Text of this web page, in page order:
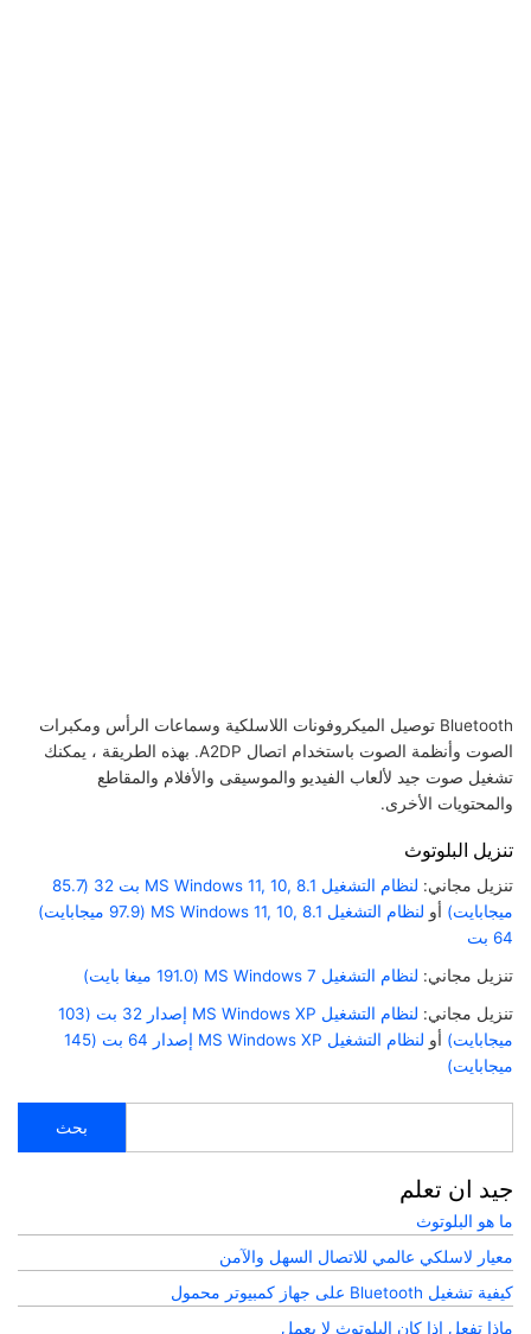
Bluetooth توصيل الميكروفونات اللاسلكية وسماعات الرأس ومكبرات
الصوت وأنظمة الصوت باستخدام اتصال A2DP. بهذه الطريقة ، يمكنك
تشغيل صوت جيد لألعاب الفيديو والموسيقى والأفلام والمقاطع
والمحتويات الأخرى.
تنزيل البلوتوث
تنزيل مجاني:
لنظام التشغيل MS Windows 11, 10, 8.1 بت 32 (85.7
ميجابايت) أو
لنظام التشغيل MS Windows 11, 10, 8.1 (97.9 ميجابايت)
64 بت
تنزيل مجاني: لنظام التشغيل MS Windows 7 (191.0 ميغا بايت)
تنزيل مجاني:
لنظام التشغيل MS Windows XP إصدار 32 بت (103
ميجابايت) أو
لنظام التشغيل MS Windows XP إصدار 64 بت (145
ميجابايت)
جيد ان تعلم
ما هو البلوتوث
معيار لاسلكي عالمي للاتصال السهل والآمن
كيفية تشغيل Bluetooth على جهاز كمبيوتر محمول
ماذا تفعل إذا كان البلوتوث لا يعمل